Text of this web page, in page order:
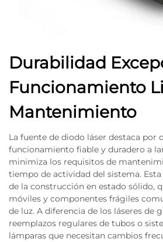
Durabilidad
Funcionamiento
Mantenimiento
La fuente de diodo láser destaca por
funcionamiento fiable y duradero a
minimiza los requisitos de
tiempo de actividad del sistema.
de la construcción en estado sólido,
móviles y componentes frágiles
de luz. A diferencia de los láseres de
reemplazos regulares de tubos o
lámparas que necesitan cambios